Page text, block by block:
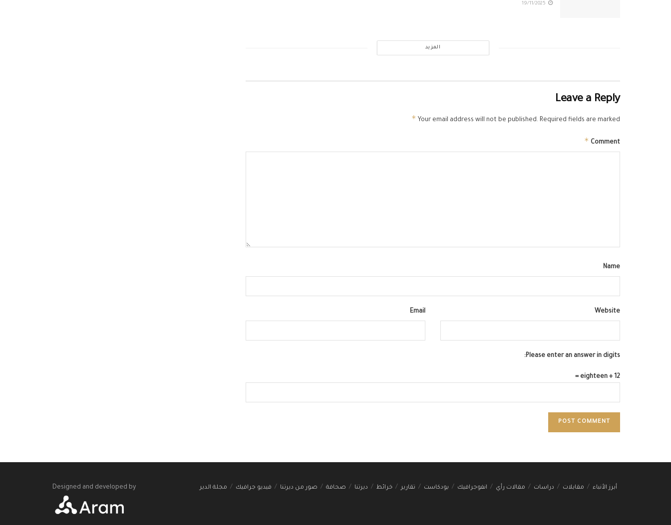
المزيد
Leave a Reply
Your email address will not be published. Required fields are marked
*
Comment
*
Name
Email Website
Please enter an answer in digits:
12 + eighteen =
أبرز الأنباء مقابلات دراسات مقالات رأي انفوجرافيك بودكاست تقارير خرائط ديرتنا صحافة صور من ديرتنا فيديو جرافيك مجلة الدير Designed and developed by